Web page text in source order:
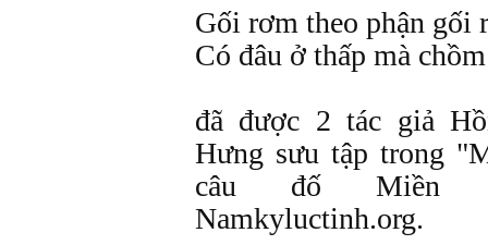
Gối rơm theo phận gối
Có đâu ở thấp mà
đã được 2 tác giả
Hưng sưu tập trong
câu đố Miền
Namkyluctinh.org.